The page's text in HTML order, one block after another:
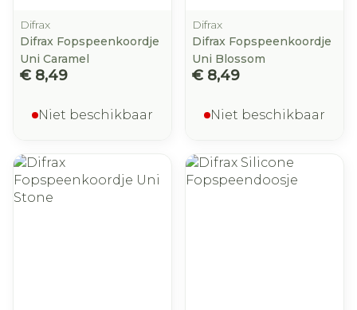
Difrax
Difrax Fopspeenkoordje
Uni Caramel
€ 8,49
Niet beschikbaar
Difrax
Difrax Fopspeenkoordje
Uni Blossom
€ 8,49
Niet beschikbaar